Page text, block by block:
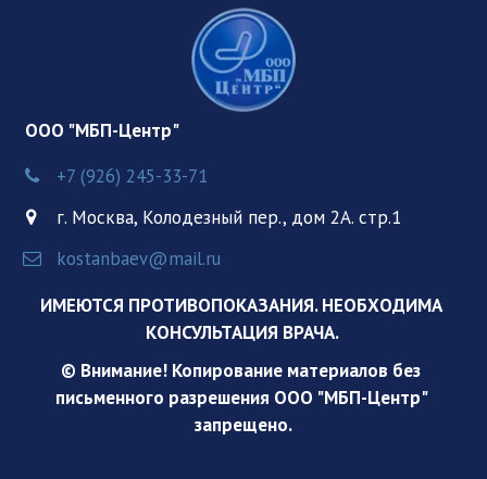
  ООО "МБП-Центр"
+7 (926) 245-33-71
г. Москва, Колодезный пер., дом 2А. стр.1
kostanbaev@mail.ru
ИМЕЮТСЯ ПРОТИВОПОКАЗАНИЯ. НЕОБХОДИМА
КОНСУЛЬТАЦИЯ ВРАЧА.
© Внимание! Копирование материалов без
письменного разрешения ООО "МБП-Центр"
запрещено.